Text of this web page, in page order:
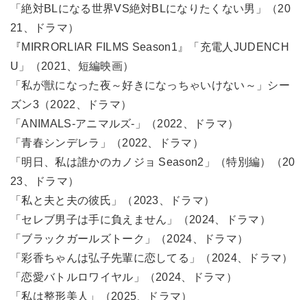
「絶対BLになる世界VS絶対BLになりたくない男」（20
21、ドラマ）
『MIRRORLIAR FILMS Season1』「充電人JUDENCH
U」（2021、短編映画）
「私が獣になった夜～好きになっちゃいけない～」シー
ズン3（2022、ドラマ）
「ANIMALS-アニマルズ-」（2022、ドラマ）
「青春シンデレラ」（2022、ドラマ）
「明日、私は誰かのカノジョ Season2」（特別編）（20
23、ドラマ）
「私と夫と夫の彼氏」（2023、ドラマ）
「セレブ男子は手に負えません」（2024、ドラマ）
「ブラックガールズトーク」（2024、ドラマ）
「彩香ちゃんは弘子先輩に恋してる」（2024、ドラマ）
「恋愛バトルロワイヤル」（2024、ドラマ）
「私は整形美人」（2025、ドラマ）